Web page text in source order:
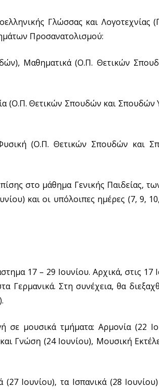
Γλώσσας και Λογοτεχνίας
Προσανατολισμού:
Μαθηματικά (Ο.Π. Θετικών
(Ο.Π. Θετικών Σπουδών και Σπουδών
(Ο.Π. Θετικών Σπουδών και
στο μάθημα Γενικής Παιδείας,
και οι υπόλοιπες ημέρες (7, 9,
17 – 29 Ιουνίου. Αρχικά, στις 17
Γερμανικά. Στη συνέχεια, θα
μουσικά τμήματα: Αρμονία (22
Γνώση (24 Ιουνίου), Μουσική
Ιουνίου), τα Ισπανικά (28